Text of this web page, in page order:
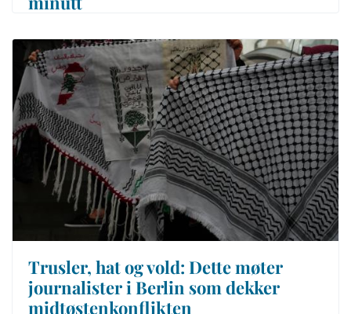
Trusler, hat og vold: Dette møter
journalister i Berlin som dekker
midtøstenkonflikten